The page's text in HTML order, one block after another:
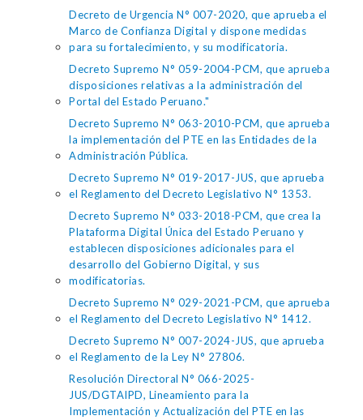
Decreto de Urgencia N° 007-2020, que aprueba el
Marco de Confianza Digital y dispone medidas
para su fortalecimiento, y su modificatoria.
Decreto Supremo N° 059-2004-PCM, que aprueba
disposiciones relativas a la administración del
Portal del Estado Peruano."
Decreto Supremo N° 063-2010-PCM, que aprueba
la implementación del PTE en las Entidades de la
Administración Pública.
Decreto Supremo N° 019-2017-JUS, que aprueba
el Reglamento del Decreto Legislativo N° 1353.
Decreto Supremo N° 033-2018-PCM, que crea la
Plataforma Digital Única del Estado Peruano y
establecen disposiciones adicionales para el
desarrollo del Gobierno Digital, y sus
modificatorias.
Decreto Supremo N° 029-2021-PCM, que aprueba
el Reglamento del Decreto Legislativo N° 1412.
Decreto Supremo N° 007-2024-JUS, que aprueba
el Reglamento de la Ley N° 27806.
Resolución Directoral N° 066-2025-
JUS/DGTAIPD, Lineamiento para la
Implementación y Actualización del PTE en las